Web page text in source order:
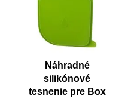
Náhradné
silikónové
tesnenie pre Box